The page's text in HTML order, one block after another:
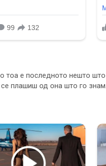
тоа е последното нешто
од она што го знам…